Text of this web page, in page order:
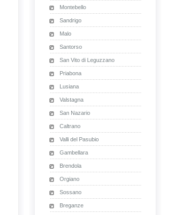
Montebello
Sandrigo
Malo
Santorso
San Vito di Leguzzano
Priabona
Lusiana
Valstagna
San Nazario
Caltrano
Valli del Pasubio
Gambellara
Brendola
Orgiano
Sossano
Breganze